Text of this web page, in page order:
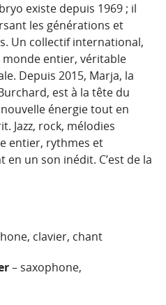
existe depuis 1969 ; il
les générations et
Un collectif international,
entier, véritable
Depuis 2015, Marja, la
est à la tête du
énergie tout en
Jazz, rock, mélodies
entier, rythmes et
un son inédit. C’est de la
clavier, chant
– saxophone,